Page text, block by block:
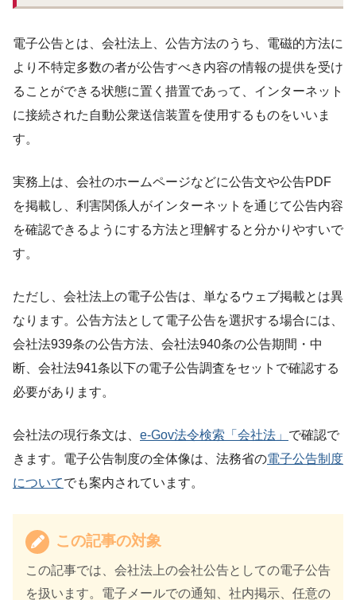
電子公告とは、会社法上、公告方法のうち、電磁的方法に
より不特定多数の者が公告すべき内容の情報の提供を受け
ることができる状態に置く措置であって、インターネット
に接続された自動公衆送信装置を使用するものをいいま
す。
実務上は、会社のホームページなどに公告文や公告PDF
を掲載し、利害関係人がインターネットを通じて公告内容
を確認できるようにする方法と理解すると分かりやすいで
す。
ただし、会社法上の電子公告は、単なるウェブ掲載とは異
なります。公告方法として電子公告を選択する場合には、
会社法939条の公告方法、会社法940条の公告期間・中
断、会社法941条以下の電子公告調査をセットで確認する
必要があります。
会社法の現行条文は、 e-Gov法令検索「会社法」 で確認で
きます。電子公告制度の全体像は、法務省の電子公告制度
についてでも案内されています。
この記事の対象
この記事では、会社法上の会社公告としての電子公告
を扱います。電子メールでの通知、社内掲示、任意の